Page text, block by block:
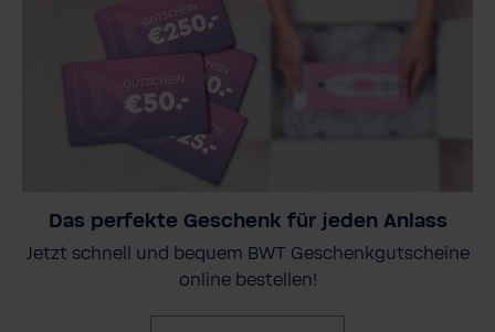
Das perfekte Geschenk für jeden Anlass
Jetzt schnell und bequem BWT Geschenkgutscheine
online bestellen!